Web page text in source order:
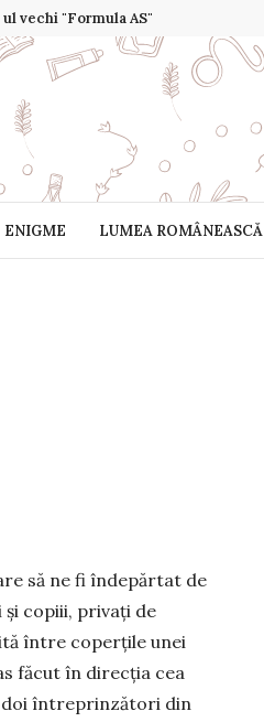
vechi "Formula AS"
ENIGME LUMEA ROMÂNEASCĂ
să ne fi în­depărtat de
copiii, pri­vați de
între coperțile unei
făcut în direcția cea
doi în­treprinzători din